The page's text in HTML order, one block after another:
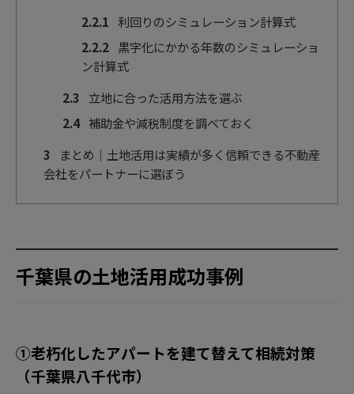
2.2.1 利回りのシミュレーション計算式
2.2.2 黒字化にかかる年数のシミュレーショ
ン計算式
2.3 立地に合った活用方法を選ぶ
2.4 補助金や減税制度を調べておく
3
まとめ｜土地活用は実績が多く信頼できる不動産
会社をパートナーに選ぼう
千葉県の土地活用成功事例
①老朽化したアパートを建て替えて相続対策
（千葉県八千代市）